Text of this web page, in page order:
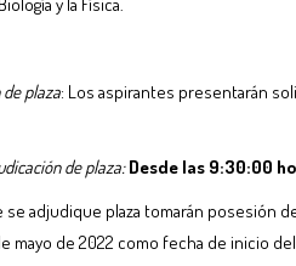
plaza: Los aspirantes presentarán
de plaza:Desde las 9:30:00
se adjudique plaza tomarán
mayo de 2022 como fecha de inicio